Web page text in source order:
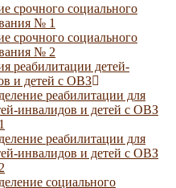
срочного социального
№ 1
срочного социального
№ 2
реабилитации детей-
и детей с ОВЗ
реабилитации для
инвалидов и детей с ОВЗ
реабилитации для
инвалидов и детей с ОВЗ
социального